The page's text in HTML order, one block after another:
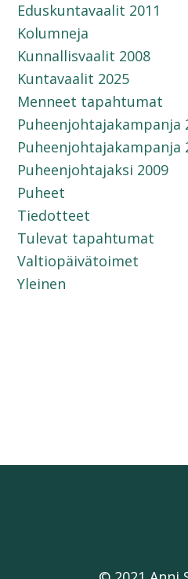
Eduskuntavaalit 2011
Kolumneja
Kunnallisvaalit 2008
Kuntavaalit 2025
Menneet tapahtumat
Puheenjohtajakampanja
Puheenjohtajakampanja
Puheenjohtajaksi 2009
Puheet
Tiedotteet
Tulevat tapahtumat
Valtiopäivätoimet
Yleinen